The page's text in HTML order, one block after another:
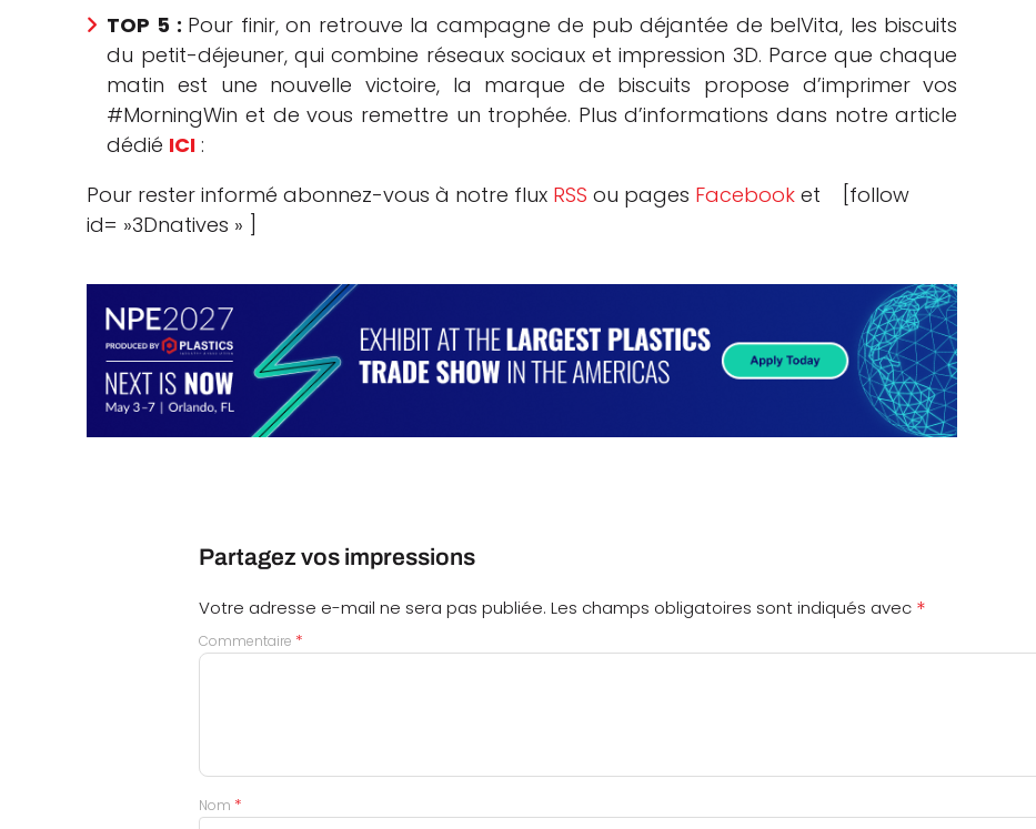
TOP 5 : Pour finir, on retrouve la campagne de pub déjantée de belVita, les biscuits
du petit-déjeuner, qui combine réseaux sociaux et impression 3D. Parce que chaque
matin est une nouvelle victoire, la marque de biscuits propose d’imprimer vos
#MorningWin et de vous remettre un trophée. Plus d’informations dans notre article
dédié ICI :
Pour rester informé abonnez-vous à notre flux RSS ou pages Facebook et [follow
id= »3Dnatives » ]
Partagez vos impressions
Votre adresse e-mail ne sera pas publiée. Les champs obligatoires sont indiqués avec *
Commentaire *
Nom *